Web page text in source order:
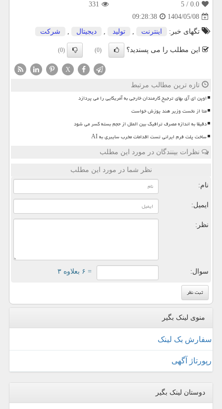
0.0
/ 5
331
1404/05/08
09:28:38
تگهای خبر:
اینترنت , تولید , دیجیتال , شركت
این مطلب را می پسندید؟ (0)
(0)
X
تازه ترین مطالب مرتبط
اوپن ای آی بهای ترجیح کارمندان خارجی به آمریکایی را می پردازد
متا از نخست وزیر هند پوزش خواست
دقیقا به اندازه مصرف ترافیک بین الملل از حجم بسته کسر می شود
ساخت پلت فرم ایرانی تست اقدامات مخرب سایبری به AI
نظرات بینندگان در مورد این مطلب
نظر شما در مورد این مطلب
نام:
ایمیل:
نظر:
سوال: = ۶ بعلاوه ۳
منوی لینک بگیر
سفارش بک لینک
رپورتاژ آگهی
دوستان لینک بگیر